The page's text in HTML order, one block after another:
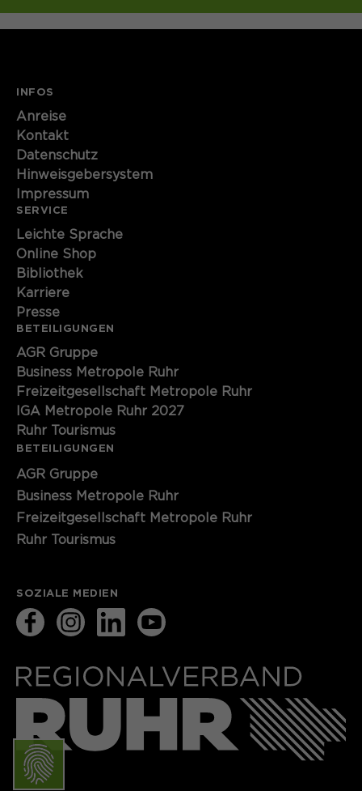
INFOS
Anreise
Kontakt
Datenschutz
Hinweisgebersystem
Impressum
SERVICE
Leichte Sprache
Online Shop
Bibliothek
Karriere
Presse
BETEILIGUNGEN
AGR Gruppe
Business Metropole Ruhr
Freizeitgesellschaft Metropole Ruhr
IGA Metropole Ruhr 2027
Ruhr Tourismus
BETEILIGUNGEN
AGR Gruppe
Business Metropole Ruhr
Freizeitgesellschaft Metropole Ruhr
Ruhr Tourismus
SOZIALE MEDIEN